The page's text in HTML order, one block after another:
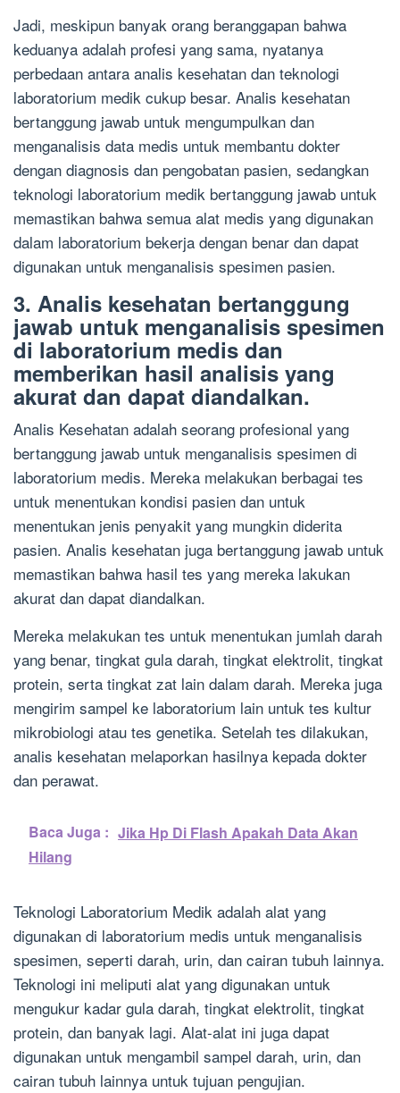
Jadi, meskipun banyak orang beranggapan bahwa
keduanya adalah profesi yang sama, nyatanya
perbedaan antara analis kesehatan dan teknologi
laboratorium medik cukup besar. Analis kesehatan
bertanggung jawab untuk mengumpulkan dan
menganalisis data medis untuk membantu dokter
dengan diagnosis dan pengobatan pasien, sedangkan
teknologi laboratorium medik bertanggung jawab untuk
memastikan bahwa semua alat medis yang digunakan
dalam laboratorium bekerja dengan benar dan dapat
digunakan untuk menganalisis spesimen pasien.
3. Analis kesehatan bertanggung
jawab untuk menganalisis spesimen
di laboratorium medis dan
memberikan hasil analisis yang
akurat dan dapat diandalkan.
Analis Kesehatan adalah seorang profesional yang
bertanggung jawab untuk menganalisis spesimen di
laboratorium medis. Mereka melakukan berbagai tes
untuk menentukan kondisi pasien dan untuk
menentukan jenis penyakit yang mungkin diderita
pasien. Analis kesehatan juga bertanggung jawab untuk
memastikan bahwa hasil tes yang mereka lakukan
akurat dan dapat diandalkan.
Mereka melakukan tes untuk menentukan jumlah darah
yang benar, tingkat gula darah, tingkat elektrolit, tingkat
protein, serta tingkat zat lain dalam darah. Mereka juga
mengirim sampel ke laboratorium lain untuk tes kultur
mikrobiologi atau tes genetika. Setelah tes dilakukan,
analis kesehatan melaporkan hasilnya kepada dokter
dan perawat.
Baca Juga : Jika Hp Di Flash Apakah Data Akan
Hilang
Teknologi Laboratorium Medik adalah alat yang
digunakan di laboratorium medis untuk menganalisis
spesimen, seperti darah, urin, dan cairan tubuh lainnya.
Teknologi ini meliputi alat yang digunakan untuk
mengukur kadar gula darah, tingkat elektrolit, tingkat
protein, dan banyak lagi. Alat-alat ini juga dapat
digunakan untuk mengambil sampel darah, urin, dan
cairan tubuh lainnya untuk tujuan pengujian.